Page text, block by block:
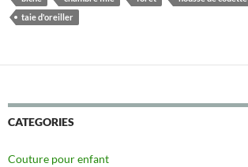
taie d'oreiller
CATEGORIES
Couture pour enfant